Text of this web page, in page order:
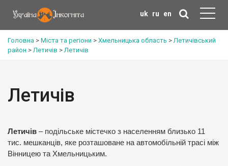
uk ru en
Головна > Міста та регіони > Хмельницька область >Летичівський
район >Летичів >Летичів
Летичів
Летичів – подільське містечко з населенням близько 11
тис. мешканців, яке розташоване на автомобільній трасі між
Вінницею та Хмельницьким.